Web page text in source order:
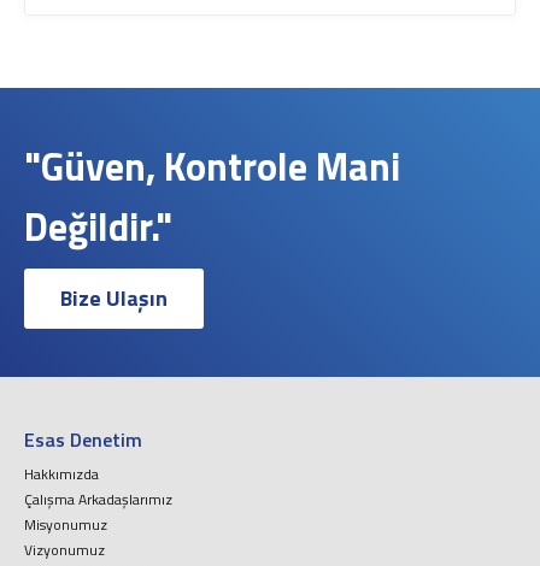
"Güven, Kontrole Mani
Değildir."
Bize Ulaşın
Esas Denetim
Hakkımızda
Çalışma Arkadaşlarımız
Misyonumuz
Vizyonumuz